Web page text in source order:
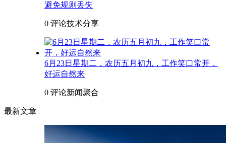
避免规则丢失
0 评论技术分享
6月23日星期二，农历五月初九，工作笑口常开，
好运自然来
0 评论新闻聚合
最新文章